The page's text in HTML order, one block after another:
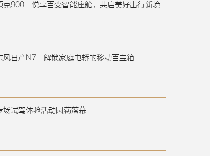
900｜悦享百变智能座舱，共启美好出行新境
日产N7｜解锁家庭电轿的移动百宝箱
场试驾体验活动圆满落幕